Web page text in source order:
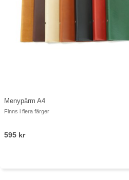
Menypärm A4
Finns i flera färger
595 kr